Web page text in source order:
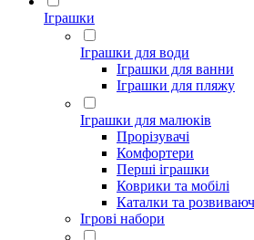
Іграшки
Іграшки для води
Іграшки для ванни
Іграшки для пляжу
Іграшки для малюків
Прорізувачі
Комфортери
Перші іграшки
Коврики та мобілі
Каталки та
Ігрові набори